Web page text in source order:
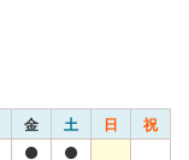
金 土 日 祝